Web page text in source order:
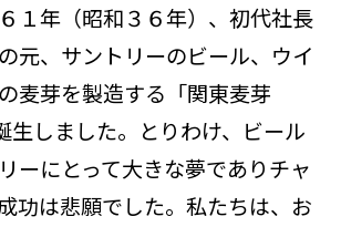
１年（昭和３６年）、初代社長
元、サントリーのビール、ウイ
麦芽を製造する「関東麦芽
生しました。とりわけ、ビール
ーにとって大きな夢でありチャ
功は悲願でした。私たちは、お